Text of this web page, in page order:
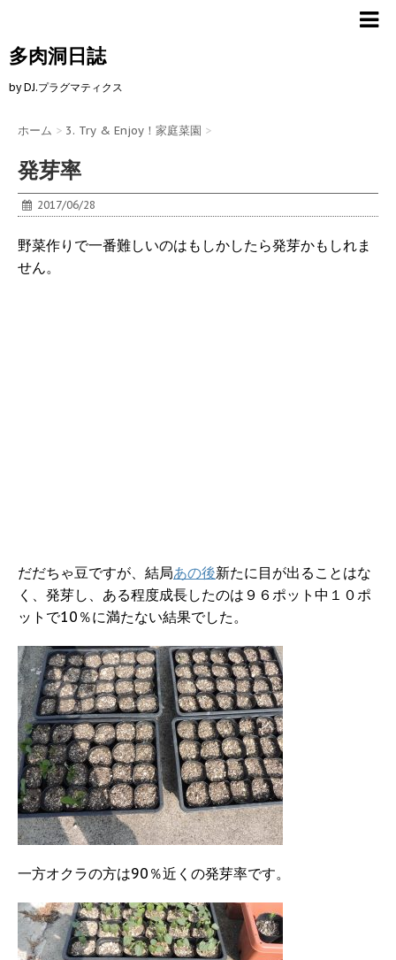
多肉洞日誌
by DJ.プラグマティクス
ホーム > 3. Try & Enjoy！家庭菜園 >
発芽率
2017/06/28
野菜作りで一番難しいのはもしかしたら発芽かもしれま
せん。
だだちゃ豆ですが、結局あの後新たに目が出ることはな
く、発芽し、ある程度成長したのは９６ポット中１０ポ
ットで10％に満たない結果でした。
一方オクラの方は90％近くの発芽率です。